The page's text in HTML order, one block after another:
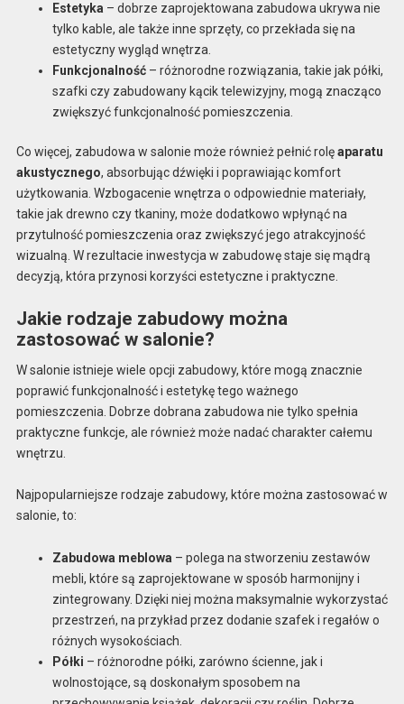
Estetyka – dobrze zaprojektowana zabudowa ukrywa nie
tylko kable, ale także inne sprzęty, co przekłada się na
estetyczny wygląd wnętrza.
Funkcjonalność– różnorodne rozwiązania, takie jak półki,
szafki czy zabudowany kącik telewizyjny, mogą znacząco
zwiększyć funkcjonalność pomieszczenia.
Co więcej, zabudowa w salonie może również pełnić rolęaparatu
akustycznego, absorbując dźwięki i poprawiając komfort
użytkowania. Wzbogacenie wnętrza o odpowiednie materiały,
takie jak drewno czy tkaniny, może dodatkowo wpłynąć na
przytulność pomieszczenia oraz zwiększyć jego atrakcyjność
wizualną. W rezultacie inwestycja w zabudowę staje się mądrą
decyzją, która przynosi korzyści estetyczne i praktyczne.
Jakie rodzaje zabudowy można
zastosować w salonie?
W salonie istnieje wiele opcji zabudowy, które mogą znacznie
poprawić funkcjonalność i estetykę tego ważnego
pomieszczenia. Dobrze dobrana zabudowa nie tylko spełnia
praktyczne funkcje, ale również może nadać charakter całemu
wnętrzu.
Najpopularniejsze rodzaje zabudowy, które można zastosować w
salonie, to:
Zabudowa meblowa – polega na stworzeniu zestawów
mebli, które są zaprojektowane w sposób harmonijny i
zintegrowany. Dzięki niej można maksymalnie wykorzystać
przestrzeń, na przykład przez dodanie szafek i regałów o
różnych wysokościach.
Półki – różnorodne półki, zarówno ścienne, jak i
wolnostojące, są doskonałym sposobem na